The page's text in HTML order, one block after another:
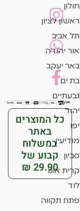
לציון
אביב
יהודה
יעקב
ים
אונו
תקווה
כל המוצרים
באתר
במשלוח
קבוע של
29.90 ₪